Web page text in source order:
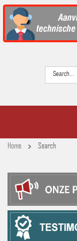
Home Search